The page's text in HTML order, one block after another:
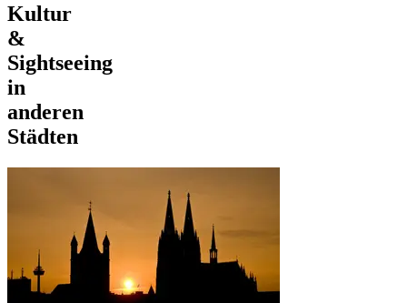
Kultur
&
Sightseeing
in
anderen
Städten